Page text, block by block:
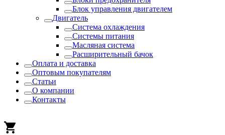
Блок управления двигателем
Двигатель
Система охлаждения
Системы питания
Масляная система
Расширительный бачок
Оплата и доставка
Оптовым покупателям
Статьи
О компании
Контакты